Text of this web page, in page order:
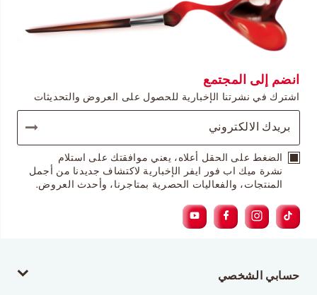
انضم إلى المجتمع
اشترك في نشرتنا الإخبارية للحصول على العروض والتحديثات
الضغط على الحقل أعلاه، يعني موافقتك على استلام
نشرة ميك اب فور ايفر الإخبارية لاكتشاف جديدنا من أجمل
المنتجات، والفعاليات الحصرية بمتاجرنا، وأحدث العروض.
حسابي الشخصي